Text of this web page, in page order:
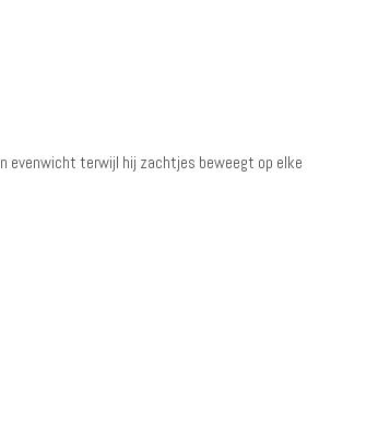
evenwicht terwijl hij zachtjes beweegt op elke